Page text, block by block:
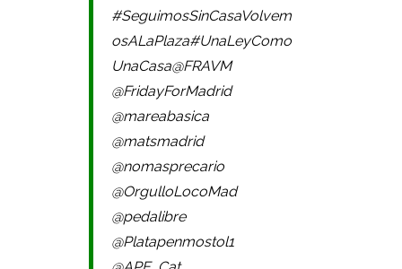
#SeguimosSinCasaVolvem
osALaPlaza#UnaLeyComo
UnaCasa@FRAVM
@FridayForMadrid
@mareabasica
@matsmadrid
@nomasprecario
@OrgulloLocoMad
@pedalibre
@Platapenmostol1